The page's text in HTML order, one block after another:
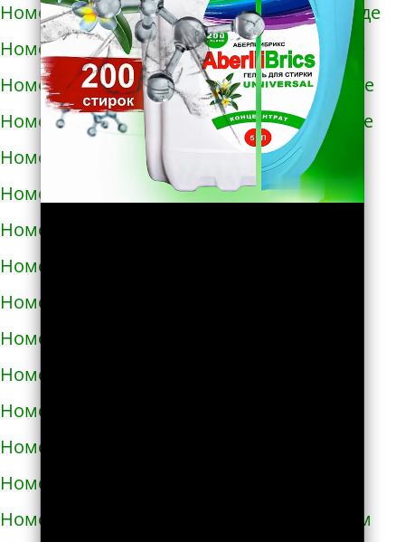
Номера телефонов такси в Новомиргороде
Номера телефонов такси в Новоукраинке
Номера телефонов такси в Новояворовске
Номера телефонов такси в Новом Роздоле
Номера телефонов такси в Носовке
Номера телефонов такси в Обухове
Номера телефонов такси в Овидиополе
Номера телефонов такси в Овруче
Номера телефонов такси в Одессе
Номера телефонов такси в Олевске
Номера телефонов такси в Орехове
Номера телефонов такси в Очакове
Номера телефонов такси в Павлограде
Номера телефонов такси в Первомайске
Номера телефонов такси в Первомайском